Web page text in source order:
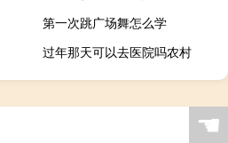
第一次跳广场舞怎么学
过年那天可以去医院吗农村
☚